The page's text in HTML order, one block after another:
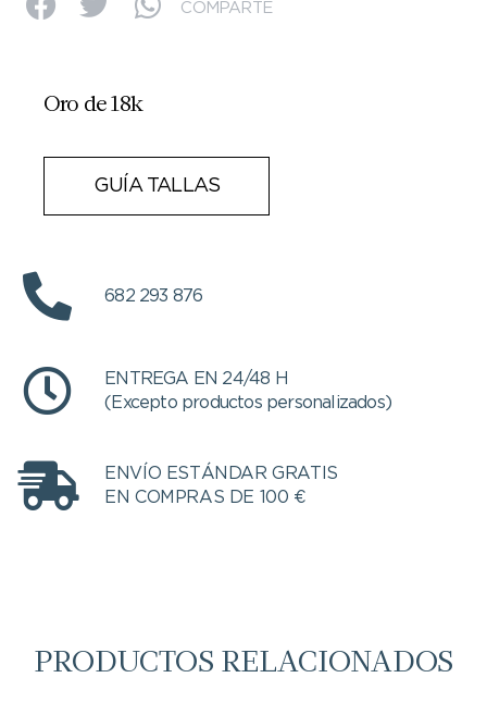
COMPARTE
Oro de 18k
GUÍA TALLAS
682 293 876
ENTREGA EN 24/48 H
(Excepto productos personalizados)
ENVÍO ESTÁNDAR GRATIS
EN COMPRAS DE 100 €
PRODUCTOS RELACIONADOS